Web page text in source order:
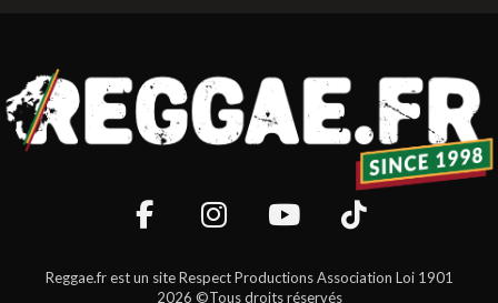
Reggae.fr est un site Respect Productions Association Loi 1901
2026 ©Tous droits réservés